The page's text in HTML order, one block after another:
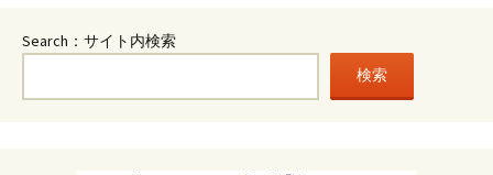
Search：サイト内検索
検索